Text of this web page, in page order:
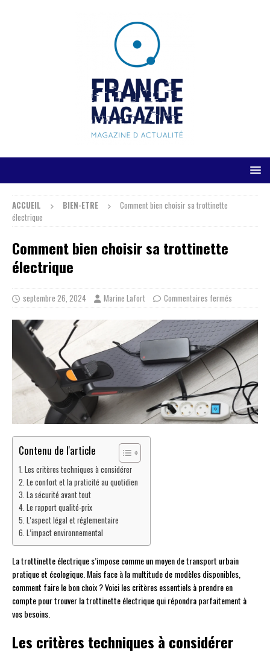
ACCUEIL BIEN-ETRE
Comment bien choisir sa trottinette
électrique
Comment bien choisir sa trottinette
électrique
septembre 26, 2024 Marine Lafort Commentaires fermés
Contenu de l'article
Les critères techniques à considérer
Le confort et la praticité au quotidien
La sécurité avant tout
Le rapport qualité-prix
L’aspect légal et réglementaire
L’impact environnemental
La trottinette électrique s’impose comme un moyen de transport urbain
pratique et écologique. Mais face à la multitude de modèles disponibles,
comment faire le bon choix ? Voici les critères essentiels à prendre en
compte pour trouver la trottinette électrique qui répondra parfaitement à
vos besoins.
Les critères techniques à considérer